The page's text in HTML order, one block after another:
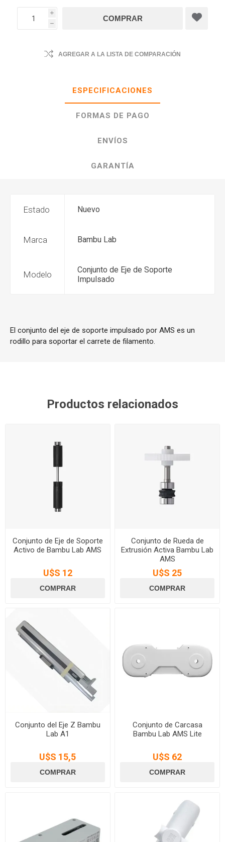
i
h
AGREGAR A LA LISTA DE COMPARACIÓN
ESPECIFICACIONES
FORMAS DE PAGO
ENVÍOS
GARANTÍA
Estado Nuevo
Marca Bambu Lab
Modelo
Conjunto de Eje de Soporte
Impulsado
El conjunto del eje de soporte impulsado por AMS es un
rodillo para soportar el carrete de filamento.
Productos relacionados
Conjunto de Eje de Soporte
Activo de Bambu Lab AMS
U$S 12
Conjunto de Rueda de
Extrusión Activa Bambu Lab
AMS
U$S 25
Conjunto del Eje Z Bambu
Lab A1
U$S 15,5
Conjunto de Carcasa
Bambu Lab AMS Lite
U$S 62